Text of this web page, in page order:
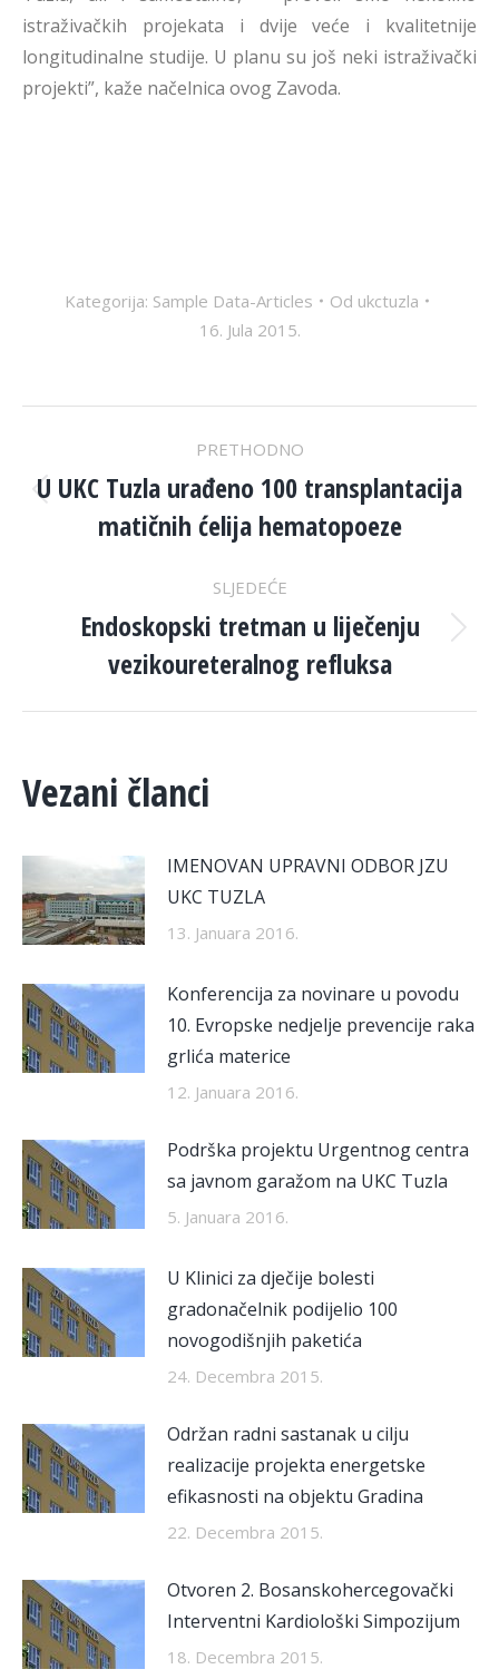
istraživačkih projekata i dvije veće i kvalitetnije
longitudinalne studije. U planu su još neki istraživački
projekti”, kaže načelnica ovog Zavoda.
Kategorija: Sample Data-Articles Od ukctuzla
16. Jula 2015.
NAVIGATION
PRETHODNO
Previous
post:
U UKC Tuzla urađeno 100 transplantacija
matičnih ćelija hematopoeze
SLJEDEĆE
Next
post:
Endoskopski tretman u liječenju
vezikoureteralnog refluksa
Vezani članci
IMENOVAN UPRAVNI ODBOR JZU
UKC TUZLA
13. Januara 2016.
Konferencija za novinare u povodu
10. Evropske nedjelje prevencije raka
grlića materice
12. Januara 2016.
Podrška projektu Urgentnog centra
sa javnom garažom na UKC Tuzla
5. Januara 2016.
U Klinici za dječije bolesti
gradonačelnik podijelio 100
novogodišnjih paketića
24. Decembra 2015.
Održan radni sastanak u cilju
realizacije projekta energetske
efikasnosti na objektu Gradina
22. Decembra 2015.
Otvoren 2. Bosanskohercegovački
Interventni Kardiološki Simpozijum
18. Decembra 2015.